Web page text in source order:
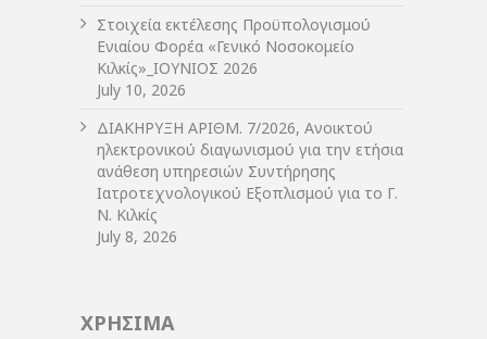
Στοιχεία εκτέλεσης Προϋπολογισμού
Ενιαίου Φορέα «Γενικό Νοσοκομείο
Κιλκίς»_ΙΟΥΝΙΟΣ 2026
July 10, 2026
ΔIΑΚΗΡΥΞΗ ΑΡIΘΜ. 7/2026, Ανοικτού
ηλεκτρονικού διαγωνισμού για την ετήσια
ανάθεση υπηρεσιών Συντήρησης
Ιατροτεχνολογικού Εξοπλισμού για το Γ.
Ν. Κιλκίς
July 8, 2026
ΧΡΗΣΙΜΑ